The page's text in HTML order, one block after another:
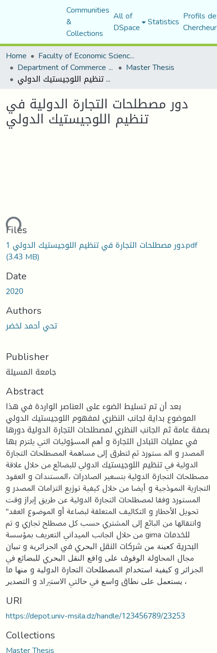
Communities
&
Collections
All of
DSpace Statistics Profils
Home
Faculty of Economic Sciences, Commerce and Management Sciences
Department of Commerce Science Master Thesis
دور مصطلحات التجارة الدولية في تنظيم اللوجيستيك الدولي
دور مصطلحات التجارة الدولية في
تنظيم اللوجيستيك الدولي
Files
دور مصطلحات التجارة في تنظيم اللوجيستيك الدولي 1.pdf
(3.43 MB)
Date
2020
Authors
تحي أحمد لخضر
Publisher
جامعة المسيلة
Abstract
بعد أن تم تسليط الضوء على العناصر الواردة في هذا
الموضوع بداية لجانب النظري لمفهوم اللوجيستيك الدولي
بصفة عامة ثم الجانب النظري لمصطلحات التجارة الدولية دورها
في عمليات التبادل التجارة و أﻫﻢ اﳌﺴﺆوﻟﻴﺎت اﻟﱵ ﻳﻠﺘﺰم بها
اﳌﺼﺪر و اﳌ ﺴﺘﻮرد ﰒ ﻟﺘﻄﺮق إﱃ ﻣﺴﺎﳘﺔ اﳌﺼﻄﻠﺤﺎت اﻟﺘﺠﺎرة
اﻟﺪوﻟﻴﺔ ﰲ تنظيم اللوجيستيك اﻟﺪوﱄ ﻟﻠﺒﻀﺎﺋﻊ ﻣﻦ ﺧﻼل ﻋﻼﻗﺔ
ﻣﺼﻄﻠﺤﺎت اﻟﺘﺠﺎرة اﻟﺪوﻟﻴﺔ ﺑﺘﺴﻌﲑ اﻟﺼﺎدرات ،اﳌﺴﺘﻨﺪات و اﻟﻌﻘﻮد
اﻟﺘﺠﺎرﻳﺔ اﻟﻨﻤﻮذﺟﻴﺔ و أﻳﻀﺎ ﻣﻦ ﺧﻼل ﻛﻴﻔﻴﺔ ﺗﻮزﻳﻊ اﻟﺘﺰاﻣﺎت اﳌﺼﺪر و
اﳌﺴﺘﻮرد وﻓﻘﺎ ﳌﺼﻄﻠﺤﺎت اﻟﺘﺠﺎرة اﻟﺪوﻟﻴﺔ ﻋﻦ ﻃﺮﻳﻖ إﺑﺮاز وﻗﺖ
ﲢﻮﻳﻞ اﻷﺧﻄﺎر و اﻟﺘﻜﺎﻟﻴﻒ اﳌﺘﻌﻠﻘﺔ ﻟﺒﻀﺎﻋﺔ أو اﳌﻮﺿﻮع اﻟﻌﻘﺪ"
واﻧﺘﻘﺎﳍﺎ ﻣﻦ اﻟﺒﺎﺋﻊ إﱃ اﳌﺸﱰي ﺣﺴﺐ ﻛﻞ ﻣﺼﻄﻠﺢ ﲡﺎري و ﰎ
ﻣﻦ ﺧﻼل اﳉﺎﻧﺐ اﳌﻴﺪاﱐ اﻟﺘﻌﺮﻳﻒ ﲟﺆﺳﺴﺔ gima للخدمات
البحرية ﻛﻌﻴﻨﺔ ﻣﻦ شركات النقل اﻟﺒﺤﺮي في اﳉﺰاﺋﺮﻳﺔ و ﺗﺒﻴﺎن
ﳎﺎل اﶈﺎوﻟﺔ اﻟﻮﻗﻮف ﻋﻠﻰ واﻗﻊ اﻟﻨﻘﻞ اﻟﺒﺤﺮي ﻟﻠﺒﻀﺎﺋﻊ ﰲ
اﳉﺰاﺋﺮ و ﻛﻴﻔﻴﺔ اﺳﺘﺨﺪام اﳌﺼﻄﻠﺤﺎت اﻟﺘﺠﺎرة اﻟﺪوﻟﻴﺔ و ﻣﻨﻬﺎ ما
ﻳﺴﺘﻌﻤﻞ ﻋﻠﻰ ﻧﻄﺎق واﺳﻊ ﰲ ﺣﺎﻟﱵ اﻻﺳﺘﲑاد و اﻟﺘﺼﺪﻳﺮ ،
URI
https://depot.univ-msila.dz/handle/123456789/23253
Collections